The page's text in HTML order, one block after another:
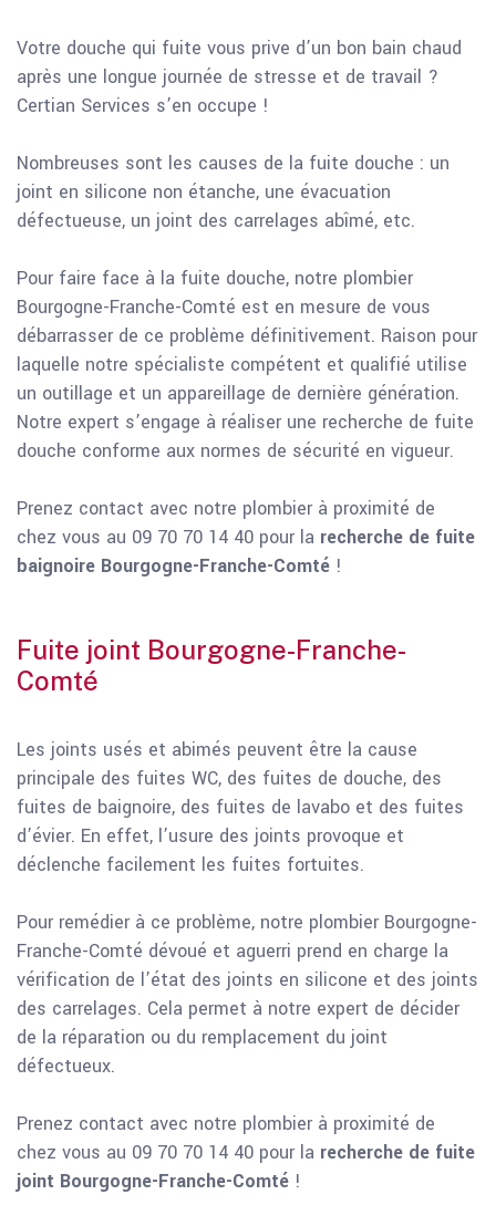
Votre douche qui fuite vous prive d’un bon bain chaud
après une longue journée de stresse et de travail ?
Certian Services s’en occupe !
Nombreuses sont les causes de la fuite douche : un
joint en silicone non étanche, une évacuation
défectueuse, un joint des carrelages abîmé, etc.
Pour faire face à la fuite douche, notre plombier
Bourgogne-Franche-Comté est en mesure de vous
débarrasser de ce problème définitivement. Raison pour
laquelle notre spécialiste compétent et qualifié utilise
un outillage et un appareillage de dernière génération.
Notre expert s’engage à réaliser une recherche de fuite
douche conforme aux normes de sécurité en vigueur.
Prenez contact avec notre plombier à proximité de
chez vous au 09 70 70 14 40 pour la recherche de fuite
baignoire Bourgogne-Franche-Comté !
Fuite joint Bourgogne-Franche-
Comté
Les joints usés et abimés peuvent être la cause
principale des fuites WC, des fuites de douche, des
fuites de baignoire, des fuites de lavabo et des fuites
d’évier. En effet, l’usure des joints provoque et
déclenche facilement les fuites fortuites.
Pour remédier à ce problème, notre plombier Bourgogne-
Franche-Comté dévoué et aguerri prend en charge la
vérification de l’état des joints en silicone et des joints
des carrelages. Cela permet à notre expert de décider
de la réparation ou du remplacement du joint
défectueux.
Prenez contact avec notre plombier à proximité de
chez vous au 09 70 70 14 40 pour la recherche de fuite
joint Bourgogne-Franche-Comté !